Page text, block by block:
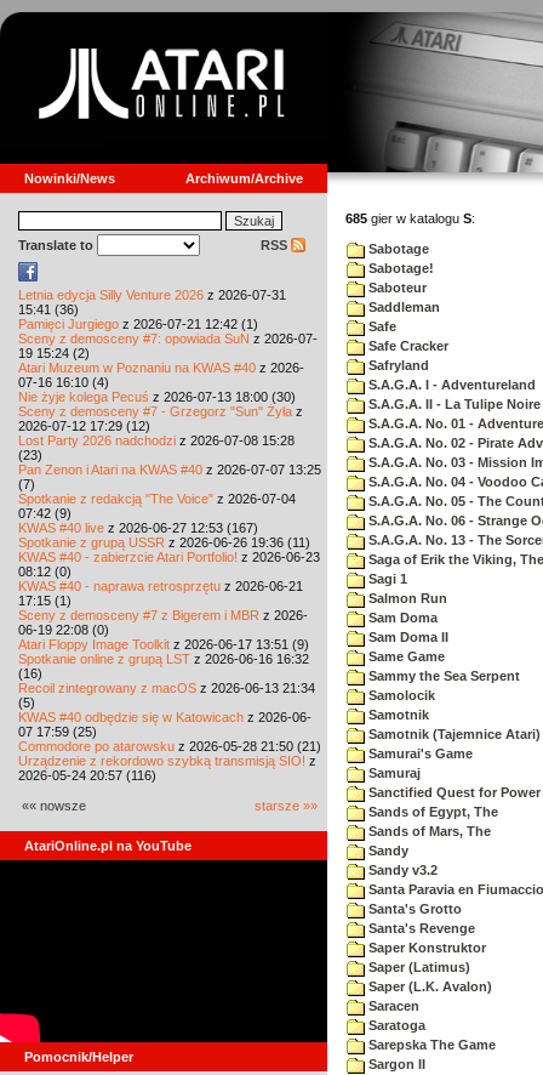
Nowinki/News Archiwum/Archive
Translate to RSS
Letnia edycja Silly Venture 2026 z 2026-07-31
15:41 (36)
Pamięci Jurgiego z 2026-07-21 12:42 (1)
Sceny z demosceny #7: opowiada SuN z 2026-07-
19 15:24 (2)
Atari Muzeum w Poznaniu na KWAS #40 z 2026-
07-16 16:10 (4)
Nie żyje kolega Pecuś z 2026-07-13 18:00 (30)
Sceny z demosceny #7 - Grzegorz "Sun" Żyła z
2026-07-12 17:29 (12)
Lost Party 2026 nadchodzi z 2026-07-08 15:28
(23)
Pan Zenon i Atari na KWAS #40 z 2026-07-07 13:25
(7)
Spotkanie z redakcją "The Voice" z 2026-07-04
07:42 (9)
KWAS #40 live z 2026-06-27 12:53 (167)
Spotkanie z grupą USSR z 2026-06-26 19:36 (11)
KWAS #40 - zabierzcie Atari Portfolio! z 2026-06-23
08:12 (0)
KWAS #40 - naprawa retrosprzętu z 2026-06-21
17:15 (1)
Sceny z demosceny #7 z Bigerem i MBR z 2026-
06-19 22:08 (0)
Atari Floppy Image Toolkit z 2026-06-17 13:51 (9)
Spotkanie online z grupą LST z 2026-06-16 16:32
(16)
Recoil zintegrowany z macOS z 2026-06-13 21:34
(5)
KWAS #40 odbędzie się w Katowicach z 2026-06-
07 17:59 (25)
Commodore po atarowsku z 2026-05-28 21:50 (21)
Urządzenie z rekordowo szybką transmisją SIO! z
2026-05-24 20:57 (116)
«« nowsze starsze »»
AtariOnline.pl na YouTube
Pomocnik/Helper
685 gier w katalogu S:
Sabotage
Sabotage!
Saboteur
Saddleman
Safe
Safe Cracker
Safryland
S.A.G.A. I - Adventureland
S.A.G.A. II - La Tulipe Noire
S.A.G.A. No. 01 -
S.A.G.A. No. 02 - Pirate
S.A.G.A. No. 03 - Mission
S.A.G.A. No. 04 - Voodoo
S.A.G.A. No. 05 - The
S.A.G.A. No. 06 - Strange
S.A.G.A. No. 13 - The
Saga of Erik the Viking, The
Sagi 1
Salmon Run
Sam Doma
Sam Doma II
Same Game
Sammy the Sea Serpent
Samolocik
Samotnik
Samotnik (Tajemnice Atari)
Samurai's Game
Samuraj
Sanctified Quest for Power
Sands of Egypt, The
Sands of Mars, The
Sandy
Sandy v3.2
Santa Paravia en Fiumaccio
Santa's Grotto
Santa's Revenge
Saper Konstruktor
Saper (Latimus)
Saper (L.K. Avalon)
Saracen
Saratoga
Sarepska The Game
Sargon II